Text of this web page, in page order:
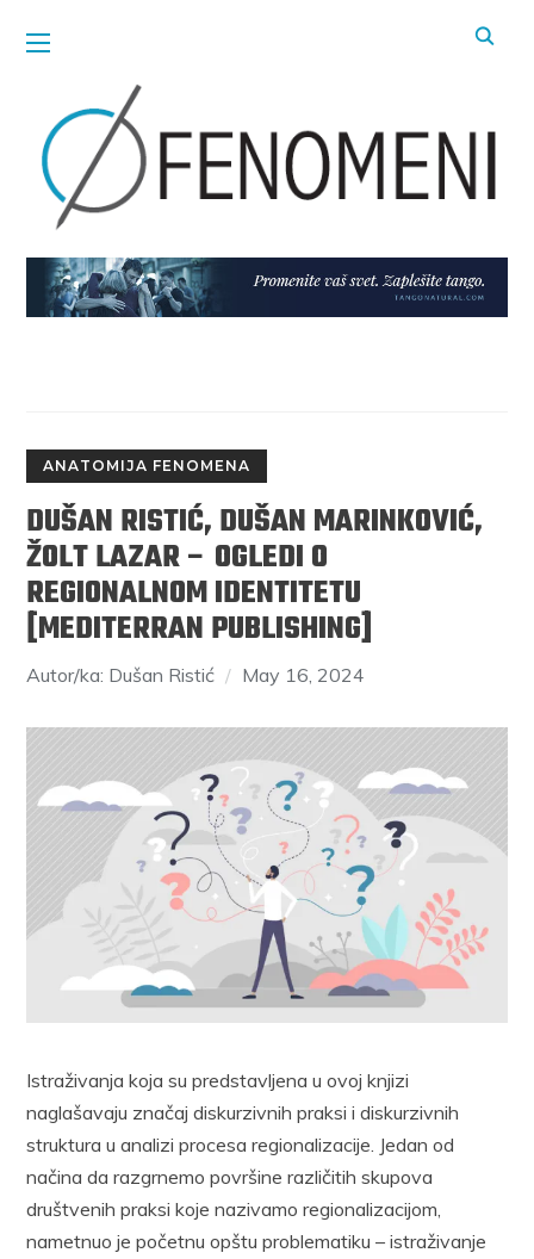
ANATOMIJA FENOMENA
DUŠAN RISTIĆ, DUŠAN MARINKOVIĆ,
ŽOLT LAZAR – OGLEDI O
REGIONALNOM IDENTITETU
[MEDITERRAN PUBLISHING]
Autor/ka: Dušan Ristić May 16, 2024
Istraživanja koja su predstavljena u ovoj knjizi
naglašavaju značaj diskurzivnih praksi i diskurzivnih
struktura u analizi procesa regionalizacije. Jedan od
načina da razgrnemo površine različitih skupova
društvenih praksi koje nazivamo regionalizacijom,
nametnuo je početnu opštu problematiku – istraživanje